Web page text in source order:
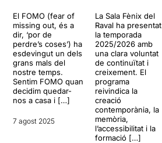
El FOMO (fear of
missing out, és a
dir, ‘por de
perdre’s coses’) ha
esdevingut un dels
grans mals del
nostre temps.
Sentim FOMO quan
decidim quedar-
nos a casa i […]
7 agost 2025
La Sala Fènix del
Raval ha presentat
la temporada
2025/2026 amb
una clara voluntat
de continuïtat i
creixement. El
programa
reivindica la
creació
contemporània, la
memòria,
l’accessibilitat i la
formació […]